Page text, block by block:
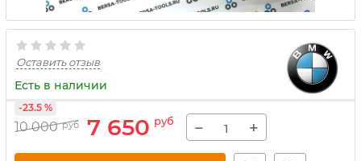
Оставить отзыв
Есть в наличии
10 000 руб 7 650 руб
-23.5 %
− +